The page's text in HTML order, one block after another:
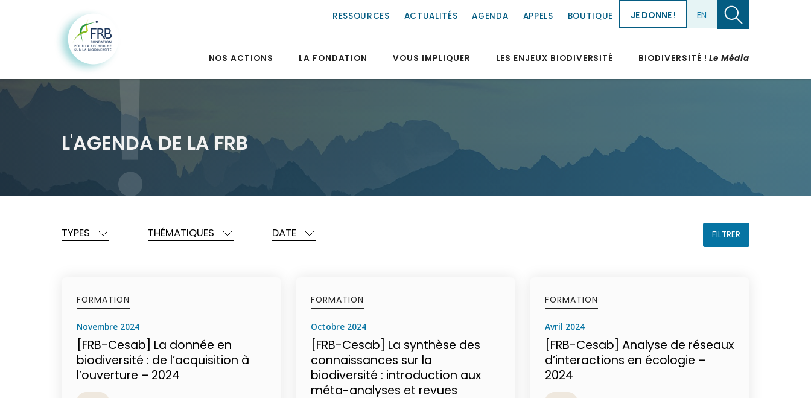
RESSOURCES ACTUALITÉS AGENDA APPELS BOUTIQUE JE DONNE ! EN
NOS ACTIONS LA FONDATION VOUS IMPLIQUER LES ENJEUX BIODIVERSITÉ BIODIVERSITÉ !Le Média
L'AGENDA DE LA FRB
TYPES THÉMATIQUES DATE FILTRER
FORMATION
novembre 2024
[FRB-Cesab] La donnée en
biodiversité : de l’acquisition à
l’ouverture – 2024
FORMATION
octobre 2024
[FRB-Cesab] La synthèse des
connaissances sur la
biodiversité : introduction aux
méta-analyses et revues
FORMATION
avril 2024
[FRB-Cesab] Analyse de réseaux
d’interactions en écologie –
2024